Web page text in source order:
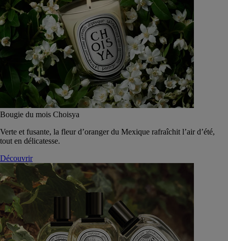
Bougie du mois Choisya
Verte et fusante, la fleur d’oranger du Mexique rafraîchit l’air d’été,
tout en délicatesse.
Découvrir